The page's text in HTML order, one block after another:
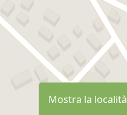
Mostra la località